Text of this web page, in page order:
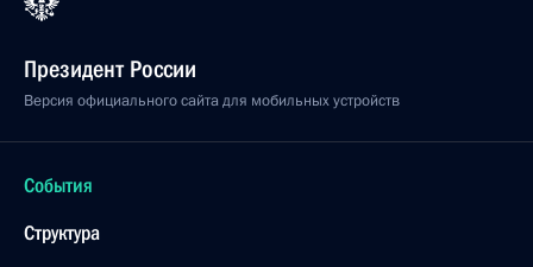
Президент России
Версия официального сайта для мобильных устройств
События
Структура